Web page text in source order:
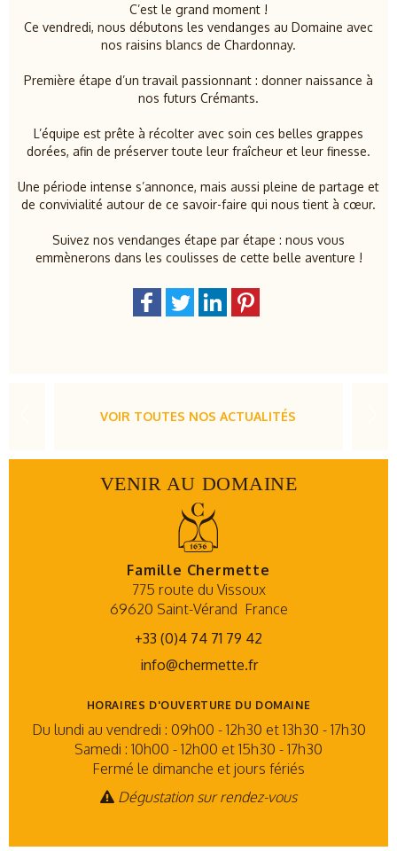
C’est le grand moment !
Ce vendredi, nous débutons les vendanges au Domaine avec
nos raisins blancs de Chardonnay.
Première étape d’un travail passionnant : donner naissance à
nos futurs Crémants.
L’équipe est prête à récolter avec soin ces belles grappes
dorées, afin de préserver toute leur fraîcheur et leur finesse.
Une période intense s’annonce, mais aussi pleine de partage et
de convivialité autour de ce savoir-faire qui nous tient à cœur.
Suivez nos vendanges étape par étape : nous vous
emmènerons dans les coulisses de cette belle aventure !
VOIR TOUTES NOS ACTUALITÉS
VENIR AU DOMAINE
Famille Chermette
775 route du Vissoux
69620 Saint-Vérand France
+33 (0)4 74 71 79 42
info@chermette.fr
HORAIRES D'OUVERTURE DU DOMAINE
Du lundi au vendredi : 09h00 - 12h30 et 13h30 - 17h30
Samedi : 10h00 - 12h00 et 15h30 - 17h30
Fermé le dimanche et jours fériés
Dégustation sur rendez-vous